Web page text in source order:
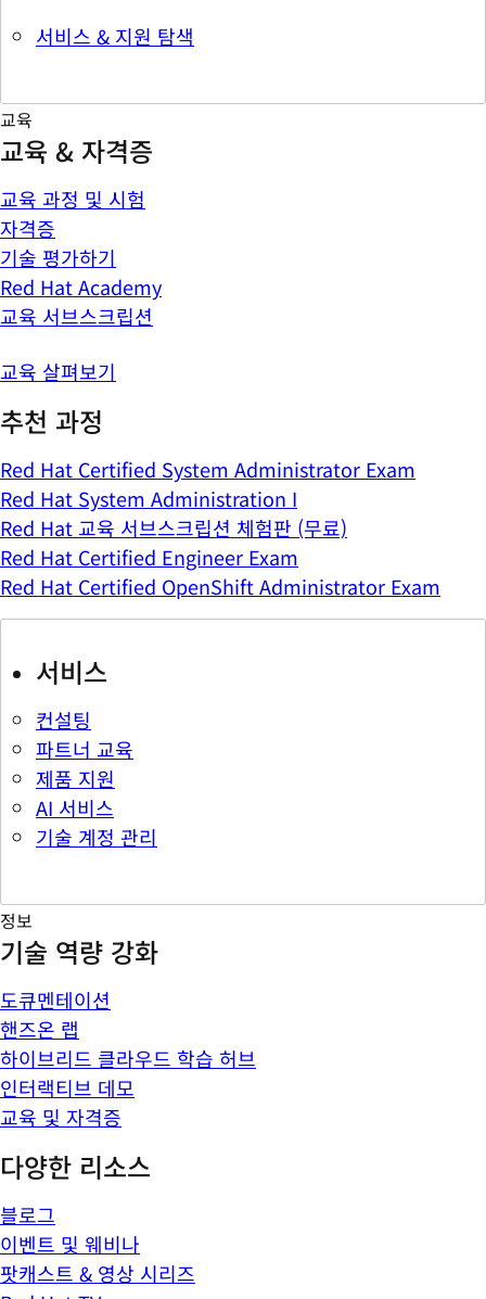
서비스 & 지원 탐색
교육
교육 & 자격증
교육 과정 및 시험
자격증
기술 평가하기
Red Hat Academy
교육 서브스크립션
교육 살펴보기
추천 과정
Red Hat Certified System Administrator Exam
Red Hat System Administration I
Red Hat 교육 서브스크립션 체험판 (무료)
Red Hat Certified Engineer Exam
Red Hat Certified OpenShift Administrator Exam
서비스
컨설팅
파트너 교육
제품 지원
AI 서비스
기술 계정 관리
정보
기술 역량 강화
도큐멘테이션
핸즈온 랩
하이브리드 클라우드 학습 허브
인터랙티브 데모
교육 및 자격증
다양한 리소스
블로그
이벤트 및 웨비나
팟캐스트 & 영상 시리즈